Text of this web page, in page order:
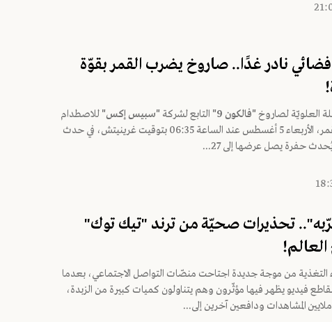
نادر غدًا.. صاروخ يضرب القمر بقوّة
العلويّة لصاروخ"فالكون 9" التابع لشركة"سبيس إكس" للاصطدام
بسطح القمر، الأربعاء 5 أغسطس عند الساعة 06:35 بتوقيت غرينيتش، في حدث
حفرة يصل عرضها إلى 27...
تحذيرات صحيّة من ترند "تيك توك"
التغذية من موجة جديدة اجتاحت منصّات التواصل الاجتماعي، بعدما
فيديو يظهر فيها مؤثّرون وهم يتناولون كميات كبيرة من الزبدة،
المشاهدات ودافعين آخرين إلى...